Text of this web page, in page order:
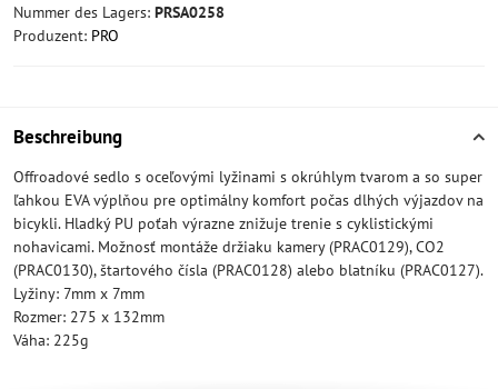
Nummer des Lagers: PRSA0258
Produzent: PRO
Beschreibung
Offroadové sedlo s oceľovými lyžinami s okrúhlym tvarom a so super
ľahkou EVA výplňou pre optimálny komfort počas dlhých výjazdov na
bicykli. Hladký PU poťah výrazne znižuje trenie s cyklistickými
nohavicami. Možnosť montáže držiaku kamery (PRAC0129), CO2
(PRAC0130), štartového čísla (PRAC0128) alebo blatníku (PRAC0127).
Lyžiny: 7mm x 7mm
Rozmer: 275 x 132mm
Váha: 225g